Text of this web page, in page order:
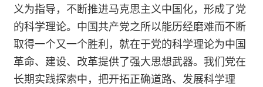
义为指导，不断推进马克思主义中国化，形成了党
的科学理论。中国共产党之所以能历经磨难而不断
取得一个又一个胜利，就在于党的科学理论为中国
革命、建设、改革提供了强大思想武器。我们党在
长期实践探索中，把开拓正确道路、发展科学理